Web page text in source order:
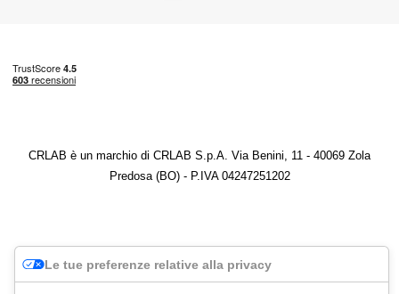
CRLAB è un marchio di CRLAB S.p.A. Via Benini, 11 - 40069 Zola
Predosa (BO) - P.IVA 04247251202
Le tue preferenze relative alla privacy